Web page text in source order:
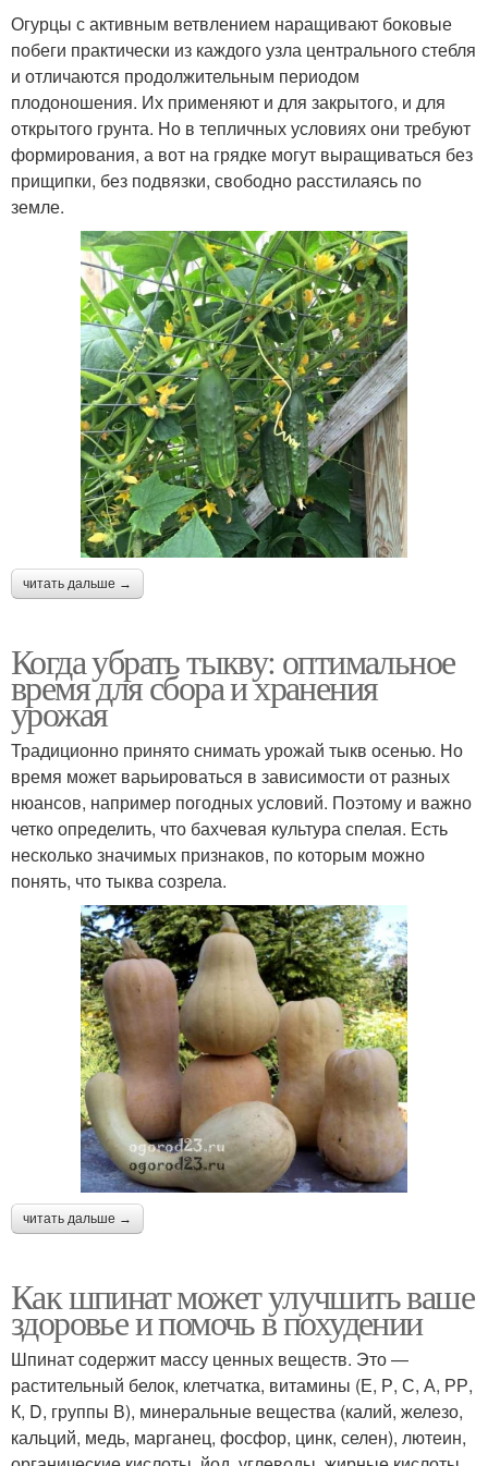
Огурцы с активным ветвлением наращивают боковые
побеги практически из каждого узла центрального стебля
и отличаются продолжительным периодом
плодоношения. Их применяют и для закрытого, и для
открытого грунта. Но в тепличных условиях они требуют
формирования, а вот на грядке могут выращиваться без
прищипки, без подвязки, свободно расстилаясь по
земле.
читать дальше →
Когда убрать тыкву: оптимальное
время для сбора и хранения
урожая
Традиционно принято снимать урожай тыкв осенью. Но
время может варьироваться в зависимости от разных
нюансов, например погодных условий. Поэтому и важно
четко определить, что бахчевая культура спелая. Есть
несколько значимых признаков, по которым можно
понять, что тыква созрела.
читать дальше →
Как шпинат может улучшить ваше
здоровье и помочь в похудении
Шпинат содержит массу ценных веществ. Это ―
растительный белок, клетчатка, витамины (Е, Р, С, А, РР,
К, D, группы В), минеральные вещества (калий, железо,
кальций, медь, марганец, фосфор, цинк, селен), лютеин,